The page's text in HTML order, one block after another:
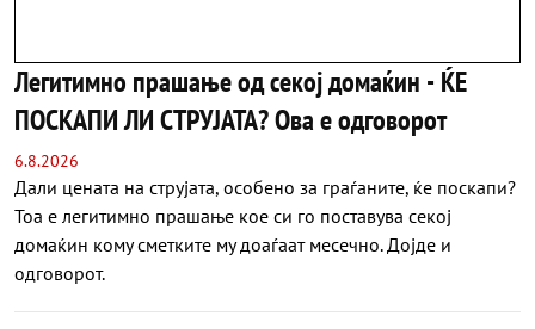
Легитимно прашање од секој домаќин - ЌЕ
ПОСКАПИ ЛИ СТРУЈАТА? Ова е одговорот
6.8.2026
Дали цената на струјата, особено за граѓаните, ќе поскапи?
Тоа е легитимно прашање кое си го поставува секој
домаќин кому сметките му доаѓаат месечно. Дојде и
одговорот.